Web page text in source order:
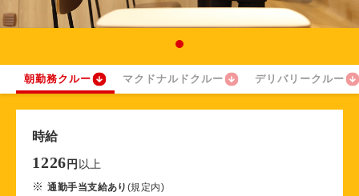
朝勤務クルー マクドナルドクルー デリバリークルー
時給
1226 円 以上
※通勤手当支給あり (規定内)